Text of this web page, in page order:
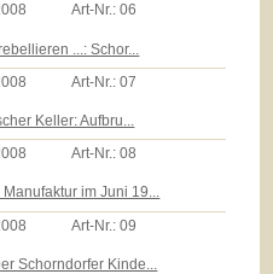
Art-Nr.:06
...: Schor...
Art-Nr.:07
Keller: Aufbru...
Art-Nr.:08
im Juni 19...
Art-Nr.:09
Schorndorfer Kinde...